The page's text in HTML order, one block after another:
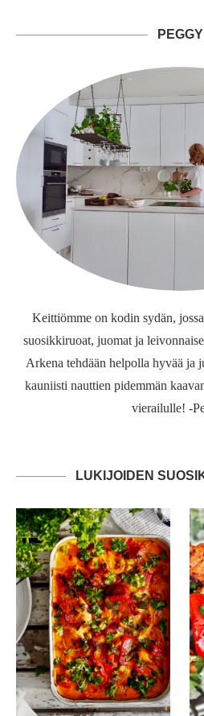
PEGGY
Keittiömme on kodin sydän,
suosikkiruoat, juomat ja
Arkena tehdään helpolla hyvää ja
kauniisti nauttien pidemmän
vierailulle! -
LUKIJOIDEN